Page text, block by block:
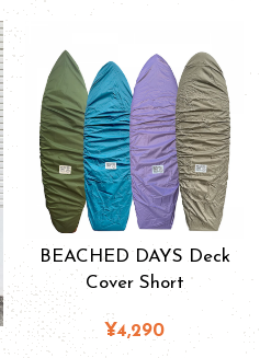
BEACHED DAYS Deck
Cover Short
¥4,290